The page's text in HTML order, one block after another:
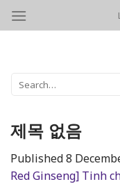
Skip
for:
제목 없음
Published8
Red Ginseng] Tinh